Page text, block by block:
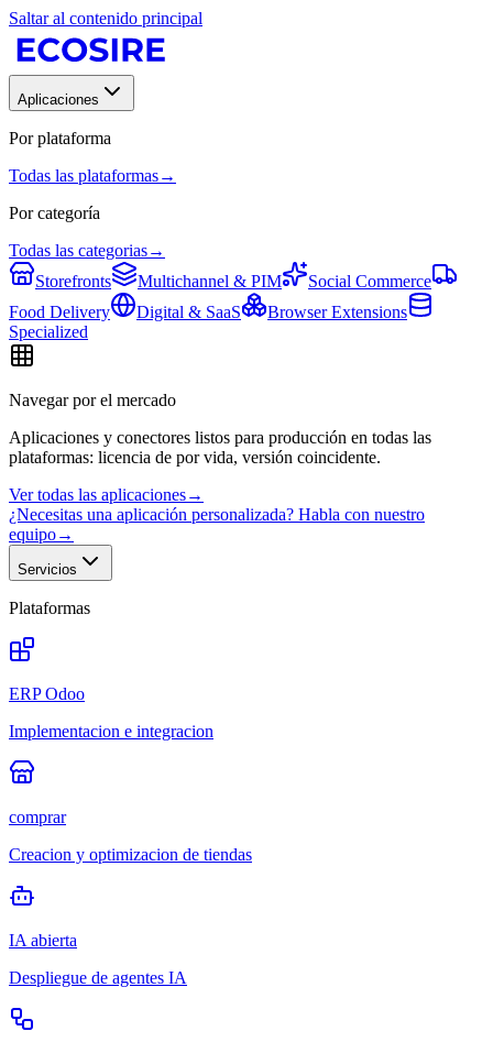
Saltar al contenido principal
Aplicaciones
Por plataforma
Todas las plataformas→
Por categoría
Todas las categorias→
Storefronts
Multichannel & PIM
Social Commerce
Food Delivery
Digital & SaaS
Browser Extensions
Specialized
Navegar por el mercado
Aplicaciones y conectores listos para producción en todas las
plataformas: licencia de por vida, versión coincidente.
Ver todas las aplicaciones→
¿Necesitas una aplicación personalizada? Habla con nuestro
equipo→
Servicios
Plataformas
ERP Odoo
Implementacion e integracion
comprar
Creacion y optimizacion de tiendas
IA abierta
Despliegue de agentes IA